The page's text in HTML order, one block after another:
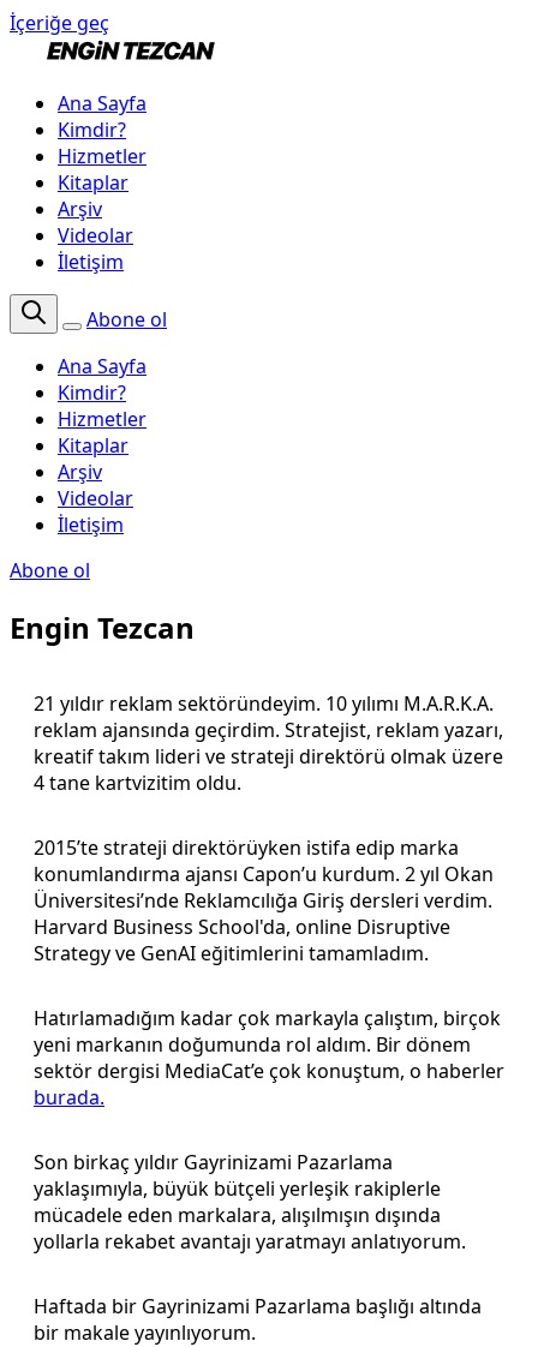
İçeriğe geç
Ana Sayfa
Kimdir?
Hizmetler
Kitaplar
Arşiv
Videolar
İletişim
Abone ol
Ana Sayfa
Kimdir?
Hizmetler
Kitaplar
Arşiv
Videolar
İletişim
Abone ol
Engin Tezcan
21 yıldır reklam sektöründeyim. 10 yılımı M.A.R.K.A.
reklam ajansında geçirdim. Stratejist, reklam yazarı,
kreatif takım lideri ve strateji direktörü olmak üzere
4 tane kartvizitim oldu.
2015’te strateji direktörüyken istifa edip marka
konumlandırma ajansı Capon’u kurdum. 2 yıl Okan
Üniversitesi’nde Reklamcılığa Giriş dersleri verdim.
Harvard Business School'da, online Disruptive
Strategy ve GenAI eğitimlerini tamamladım.
Hatırlamadığım kadar çok markayla çalıştım, birçok
yeni markanın doğumunda rol aldım. Bir dönem
sektör dergisi MediaCat’e çok konuştum, o haberler
burada.
Son birkaç yıldır Gayrinizami Pazarlama
yaklaşımıyla, büyük bütçeli yerleşik rakiplerle
mücadele eden markalara, alışılmışın dışında
yollarla rekabet avantajı yaratmayı anlatıyorum.
Haftada bir Gayrinizami Pazarlama başlığı altında
bir makale yayınlıyorum.